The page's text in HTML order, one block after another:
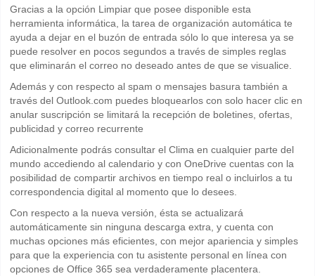
Gracias a la opción Limpiar que posee disponible esta
herramienta informática, la tarea de organización automática te
ayuda a dejar en el buzón de entrada sólo lo que interesa ya se
puede resolver en pocos segundos a través de simples reglas
que eliminarán el correo no deseado antes de que se visualice.
Además y con respecto al spam o mensajes basura también a
través del Outlook.com puedes bloquearlos con solo hacer clic en
anular suscripción se limitará la recepción de boletines, ofertas,
publicidad y correo recurrente
Adicionalmente podrás consultar el Clima en cualquier parte del
mundo accediendo al calendario y con OneDrive cuentas con la
posibilidad de compartir archivos en tiempo real o incluirlos a tu
correspondencia digital al momento que lo desees.
Con respecto a la nueva versión, ésta se actualizará
automáticamente sin ninguna descarga extra, y cuenta con
muchas opciones más eficientes, con mejor apariencia y simples
para que la experiencia con tu asistente personal en línea con
opciones de Office 365 sea verdaderamente placentera.